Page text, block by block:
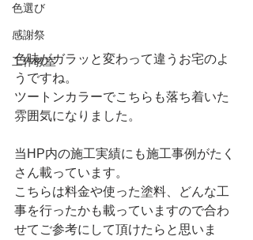
色選び
感謝祭
工作教室
色味がガラッと変わって違うお宅のよ
うですね。
ツートンカラーでこちらも落ち着いた
雰囲気になりました。
当HP内の施工実績にも施工事例がたく
さん載っています。
こちらは料金や使った塗料、どんな工
事を行ったかも載っていますので合わ
せてご参考にして頂けたらと思いま